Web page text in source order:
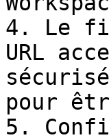
4. Le
URL
pour
5.